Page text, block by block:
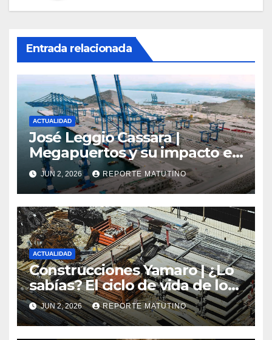
Entrada relacionada
ACTUALIDAD
José Leggio Cassara |
Megapuertos y su impacto en
el turismo y el comercio
global
JUN 2, 2026 REPORTE MATUTINO
ACTUALIDAD
Construcciones Yamaro | ¿Lo
sabías? El ciclo de vida de los
materiales de construcción
revoluciona eficiencia en
proyectos modernos
JUN 2, 2026 REPORTE MATUTINO